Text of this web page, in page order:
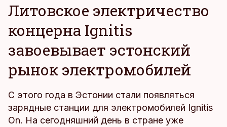
Литовское электричество
концерна Ignitis
завоевывает эстонский
рынок электромобилей
С этого года в Эстонии стали появляться
зарядные станции для электромобилей Ignitis
On. На сегодняшний день в стране уже